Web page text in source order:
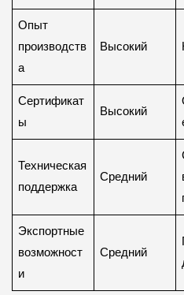
Опыт
производств
а
Высокий
Сертификат
ы
Высокий
Техническая
поддержка
Средний
Экспортные
возможност
и
Средний